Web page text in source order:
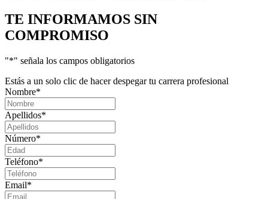
TE INFORMAMOS SIN
COMPROMISO
"*" señala los campos obligatorios
Estás a un solo clic de hacer despegar tu carrera profesional
Nombre*
Apellidos*
Número*
Teléfono*
Email*